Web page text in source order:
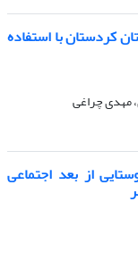
کردستان با استفاده
مهدی چراغی
از بعد اجتماعی